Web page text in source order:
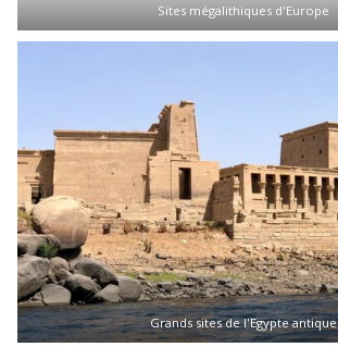
Sites mégalithiques d'Europe
Grands sites de l'Egypte antique